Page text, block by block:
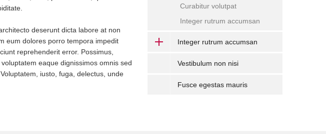
deserunt dicta labore at non
eum dolores porro tempora impedit
reprehenderit error. Possimus,
eaque dignissimos omnis sed
iusto, fuga, delectus, unde
Curabitur volutpat
Integer rutrum accumsan
Integer rutrum accumsan
Vestibulum non nisi
Fusce egestas mauris